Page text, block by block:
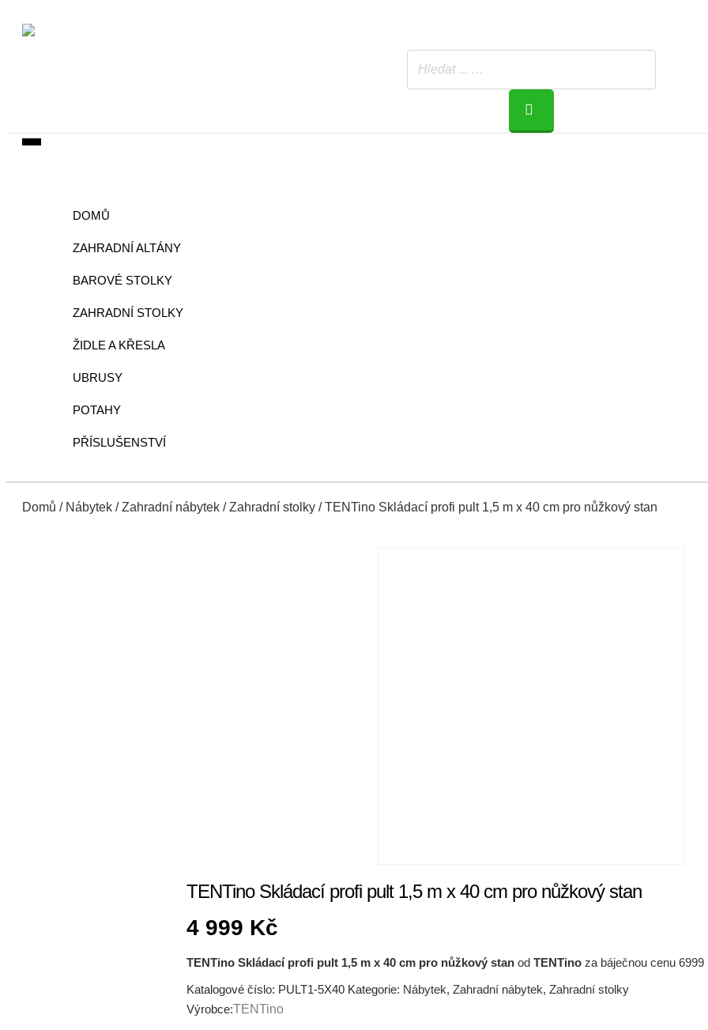
…
DOMŮ
ZAHRADNÍ ALTÁNY
BAROVÉ STOLKY
ZAHRADNÍ STOLKY
ŽIDLE A KŘESLA
UBRUSY
POTAHY
PŘÍSLUŠENSTVÍ
Domů / Nábytek /Zahradní nábytek /Zahradní stolky / TENTino Skládací profi pult 1,5 m x 40 cm pro nůžkový stan
TENTino Skládací profi pult 1,5 m x 40 cm pro nůžkový stan
4 999 Kč
TENTino Skládací profi pult 1,5 m x 40 cm pro nůžkový stan odTENTino za báječnou cenu 6999
Katalogové číslo: PULT1-5X40 Kategorie: Nábytek,Zahradní nábytek,Zahradní stolky
Výrobce:TENTino